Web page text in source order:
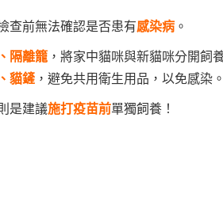
查前無法確認是否患有感染病 。
隔離籠 ，將家中貓咪與新貓咪分開飼
貓鏟 ，避免共用衛生用品，以免感染。
是建議施打疫苗前單獨飼養！